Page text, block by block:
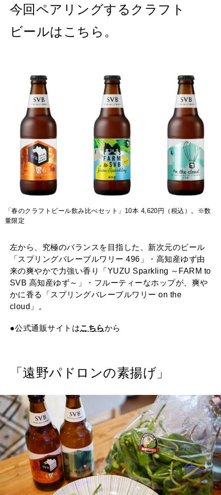
MAGAZINE
2026年7月号「鎌倉 ローカルが 教えてくれた 本当の歩き方。」
2026年6月号「大銀座 トレンドが生まれる 新しい一流店へ。」
2026年5月号「“大好き”に出会いに。韓国」
2026年4月号「未来をつくる、学びの教科書。」
2026年3月号「スイーツ予想図 2026」
2026年2月号「良運を掴む 新・開運術。」
2025年12月号「お酒の新常識。」
MAGAZINE
FOLLOW US!
今回ペアリングするクラフト
ビールはこちら。
「春のクラフトビール飲み比べセット」10本 4,620円（税込）。※数
量限定
左から、究極のバランスを目指した、新次元のビール
「スプリングバレーブルワリー 496」・高知産ゆず由
来の爽やかで力強い香り「YUZU Sparkling ～FARM to
SVB 高知産ゆず～」・フルーティーなホップが、爽や
かに香る「スプリングバレーブルワリー on the
cloud」。
●公式通販サイトはこちらから
「遠野パドロンの素揚げ」